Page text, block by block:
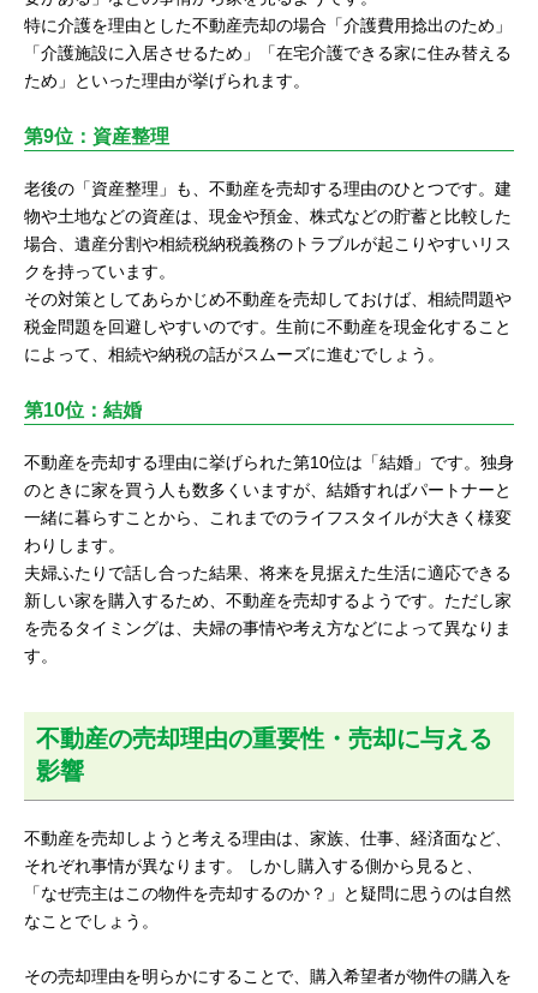
特に介護を理由とした不動産売却の場合「介護費用捻出のため」
「介護施設に入居させるため」「在宅介護できる家に住み替える
ため」といった理由が挙げられます。
第9位：資産整理
老後の「資産整理」も、不動産を売却する理由のひとつです。建
物や土地などの資産は、現金や預金、株式などの貯蓄と比較した
場合、遺産分割や相続税納税義務のトラブルが起こりやすいリス
クを持っています。
その対策としてあらかじめ不動産を売却しておけば、相続問題や
税金問題を回避しやすいのです。生前に不動産を現金化すること
によって、相続や納税の話がスムーズに進むでしょう。
第10位：結婚
不動産を売却する理由に挙げられた第10位は「結婚」です。独身
のときに家を買う人も数多くいますが、結婚すればパートナーと
一緒に暮らすことから、これまでのライフスタイルが大きく様変
わりします。
夫婦ふたりで話し合った結果、将来を見据えた生活に適応できる
新しい家を購入するため、不動産を売却するようです。ただし家
を売るタイミングは、夫婦の事情や考え方などによって異なりま
す。
不動産の売却理由の重要性・売却に与える
影響
不動産を売却しようと考える理由は、家族、仕事、経済面など、
それぞれ事情が異なります。 しかし購入する側から見ると、
「なぜ売主はこの物件を売却するのか？」と疑問に思うのは自然
なことでしょう。
その売却理由を明らかにすることで、購入希望者が物件の購入を